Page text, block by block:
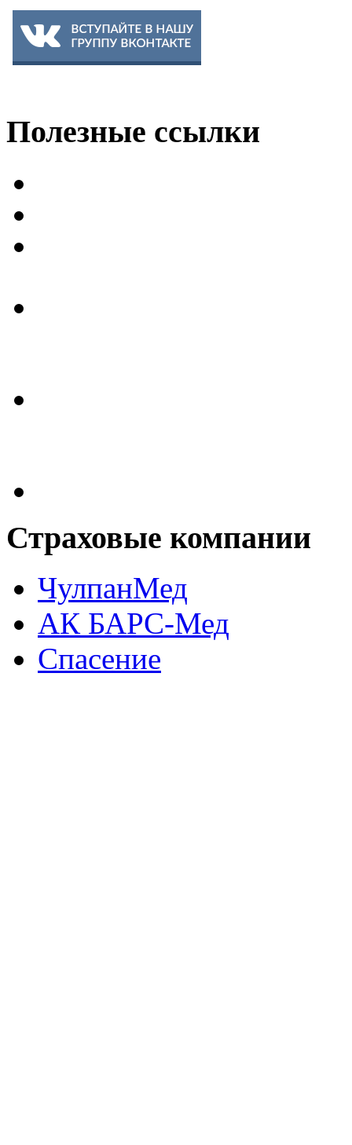
Полезные ссылки
Страховые компании
ЧулпанМед
АК БАРС-Мед
Спасение